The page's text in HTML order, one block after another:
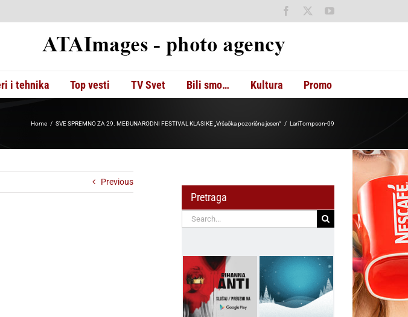
Facebook YouTube
i tehnika Top vesti TV Svet Bili smo… Kultura Promo
Home SVE SPREMNO ZA 29. MEĐUNARODNI FESTIVAL KLASIKE „Vršačka pozorišna jesen“ LariTompson-09
Previous
Pretraga
Search
for: